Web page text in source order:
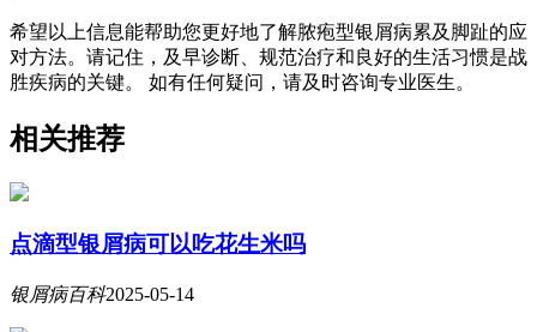
希望以上信息能帮助您更好地了解脓疱型银屑病累及脚趾的应
对方法。请记住，及早诊断、规范治疗和良好的生活习惯是战
胜疾病的关键。 如有任何疑问，请及时咨询专业医生。
相关推荐
点滴型银屑病可以吃花生米吗
银屑病百科2025-05-14